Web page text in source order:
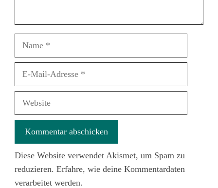
Diese Website verwendet Akismet, um Spam zu
reduzieren. Erfahre, wie deine Kommentardaten
verarbeitet werden.